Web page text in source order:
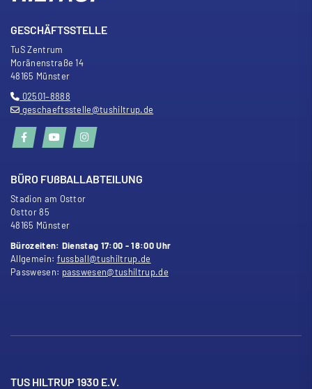
GESCHÄFTSSTELLE
TuS Zentrum
Moränenstraße 14
48165 Münster
02501–8888
geschaeftsstelle@tushiltrup.de
BÜRO FUßBALLABTEILUNG
Stadion am Osttor
Osttor 85
48165 Münster
Bürozeiten: Dienstag 17:00 - 18:00 Uhr
Allgemein: fussball@tushiltrup.de
Passwesen: passwesen@tushiltrup.de
TUS HILTRUP 1930 E.V.